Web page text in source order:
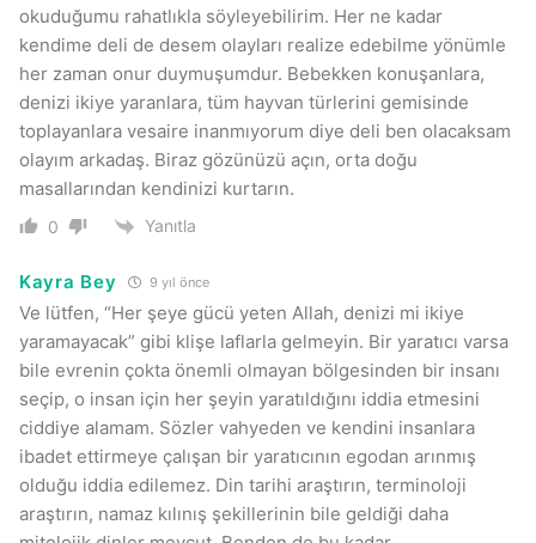
okuduğumu rahatlıkla söyleyebilirim. Her ne kadar
kendime deli de desem olayları realize edebilme yönümle
her zaman onur duymuşumdur. Bebekken konuşanlara,
denizi ikiye yaranlara, tüm hayvan türlerini gemisinde
toplayanlara vesaire inanmıyorum diye deli ben olacaksam
olayım arkadaş. Biraz gözünüzü açın, orta doğu
masallarından kendinizi kurtarın.
0 Yanıtla
Kayra Bey 9 yıl önce
Ve lütfen, “Her şeye gücü yeten Allah, denizi mi ikiye
yaramayacak” gibi klişe laflarla gelmeyin. Bir yaratıcı varsa
bile evrenin çokta önemli olmayan bölgesinden bir insanı
seçip, o insan için her şeyin yaratıldığını iddia etmesini
ciddiye alamam. Sözler vahyeden ve kendini insanlara
ibadet ettirmeye çalışan bir yaratıcının egodan arınmış
olduğu iddia edilemez. Din tarihi araştırın, terminoloji
araştırın, namaz kılınış şekillerinin bile geldiği daha